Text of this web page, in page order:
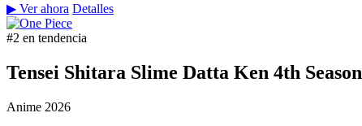
▶ Ver ahora Detalles
#2 en tendencia
Tensei Shitara Slime Datta Ken 4th Season
Anime 2026